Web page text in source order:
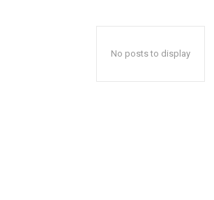
No posts to display